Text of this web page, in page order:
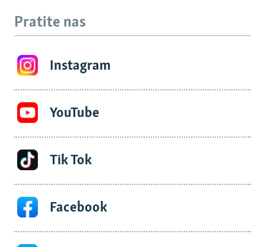
Pratite nas
Instagram
YouTube
Tik Tok
Facebook